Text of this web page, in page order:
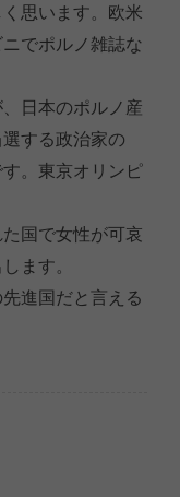
思います。欧米
でポルノ雑誌な
日本のポルノ産
する政治家の
。東京オリンピ
国で女性が可哀
ます。
進国だと言える